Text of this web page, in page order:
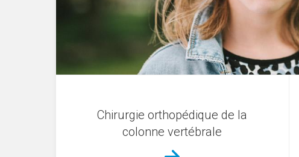
Chirurgie orthopédique de la
colonne vertébrale